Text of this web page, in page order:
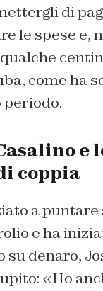
di
le spese e,
come ha
periodo.
e
coppia
a
e ha
su denaro,
«Ho